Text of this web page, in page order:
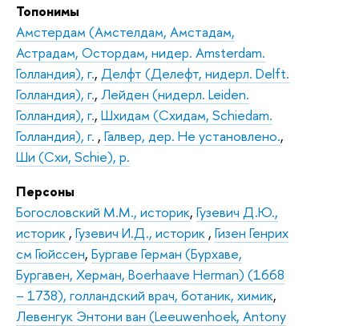
Топонимы
Амстердам (Амстелдам, Амстадам,
Астрадам, Остордам, нидер. Amsterdam.
Голландия), г., Делфт (Делефт, нидерл. Delft.
Голландия), г., Лейден (нидерл. Leiden.
Голландия), г., Шхидам (Схидам, Schiedam.
Голландия), г. , Галвер, дер. Не установлено.,
Ши (Схи, Schie), р.
Персоны
Богословский М.М., историк, Гузевич Д.Ю.,
историк , Гузевич И.Д., историк , Гизен Генрих
см Гюйссен, Бургаве Герман (Бурхаве,
Бургавен, Херман, Boerhaave Herman) (1668
– 1738), голландский врач, ботаник, химик,
Левенгук Энтони ван (Leeuwenhoek, Antony